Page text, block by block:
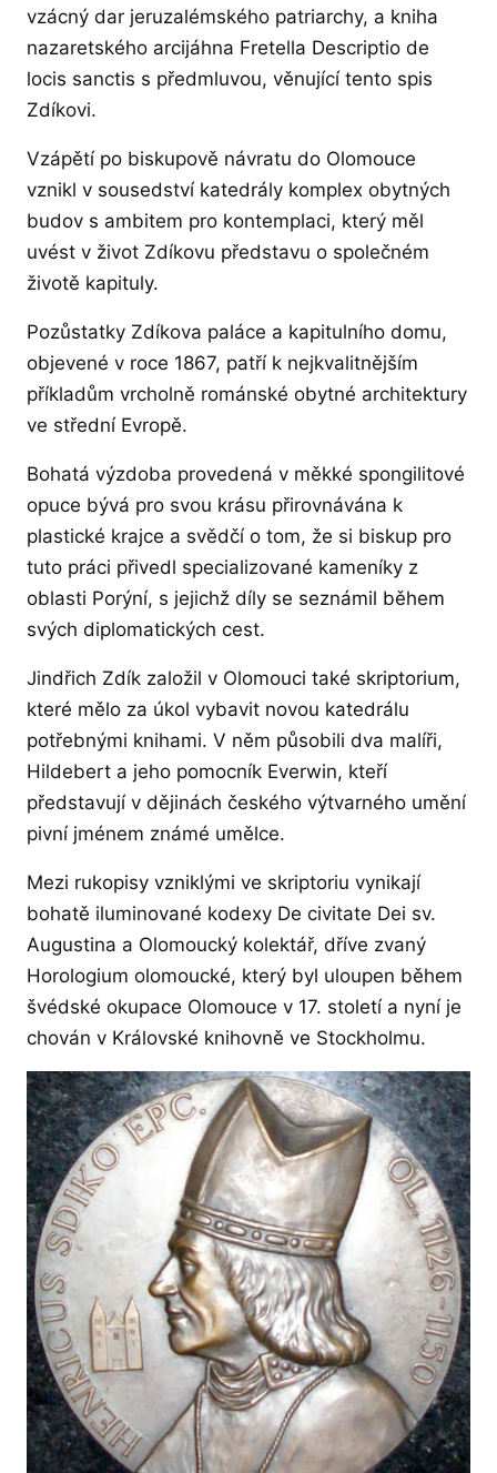
vzácný dar jeruzalémského patriarchy, a kniha
nazaretského arcijáhna Fretella Descriptio de
locis sanctis s předmluvou, věnující tento spis
Zdíkovi.
Vzápětí po biskupově návratu do Olomouce
vznikl v sousedství katedrály komplex obytných
budov s ambitem pro kontemplaci, který měl
uvést v život Zdíkovu představu o společném
životě kapituly.
Pozůstatky Zdíkova paláce a kapitulního domu,
objevené v roce 1867, patří k nejkvalitnějším
příkladům vrcholně románské obytné architektury
ve střední Evropě.
Bohatá výzdoba provedená v měkké spongilitové
opuce bývá pro svou krásu přirovnávána k
plastické krajce a svědčí o tom, že si biskup pro
tuto práci přivedl specializované kameníky z
oblasti Porýní, s jejichž díly se seznámil během
svých diplomatických cest.
Jindřich Zdík založil v Olomouci také skriptorium,
které mělo za úkol vybavit novou katedrálu
potřebnými knihami. V něm působili dva malíři,
Hildebert a jeho pomocník Everwin, kteří
představují v dějinách českého výtvarného umění
pivní jménem známé umělce.
Mezi rukopisy vzniklými ve skriptoriu vynikají
bohatě iluminované kodexy De civitate Dei sv.
Augustina a Olomoucký kolektář, dříve zvaný
Horologium olomoucké, který byl uloupen během
švédské okupace Olomouce v 17. století a nyní je
chován v Královské knihovně ve Stockholmu.